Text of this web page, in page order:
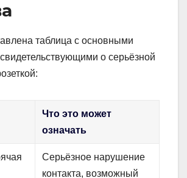
таблица с основными
о серьёзной
Что это может
означать
Серьёзное нарушение
контакта, возможный